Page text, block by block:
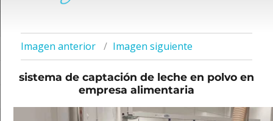
Imagen anterior Imagen siguiente
sistema de captación de leche en polvo en
empresa alimentaria